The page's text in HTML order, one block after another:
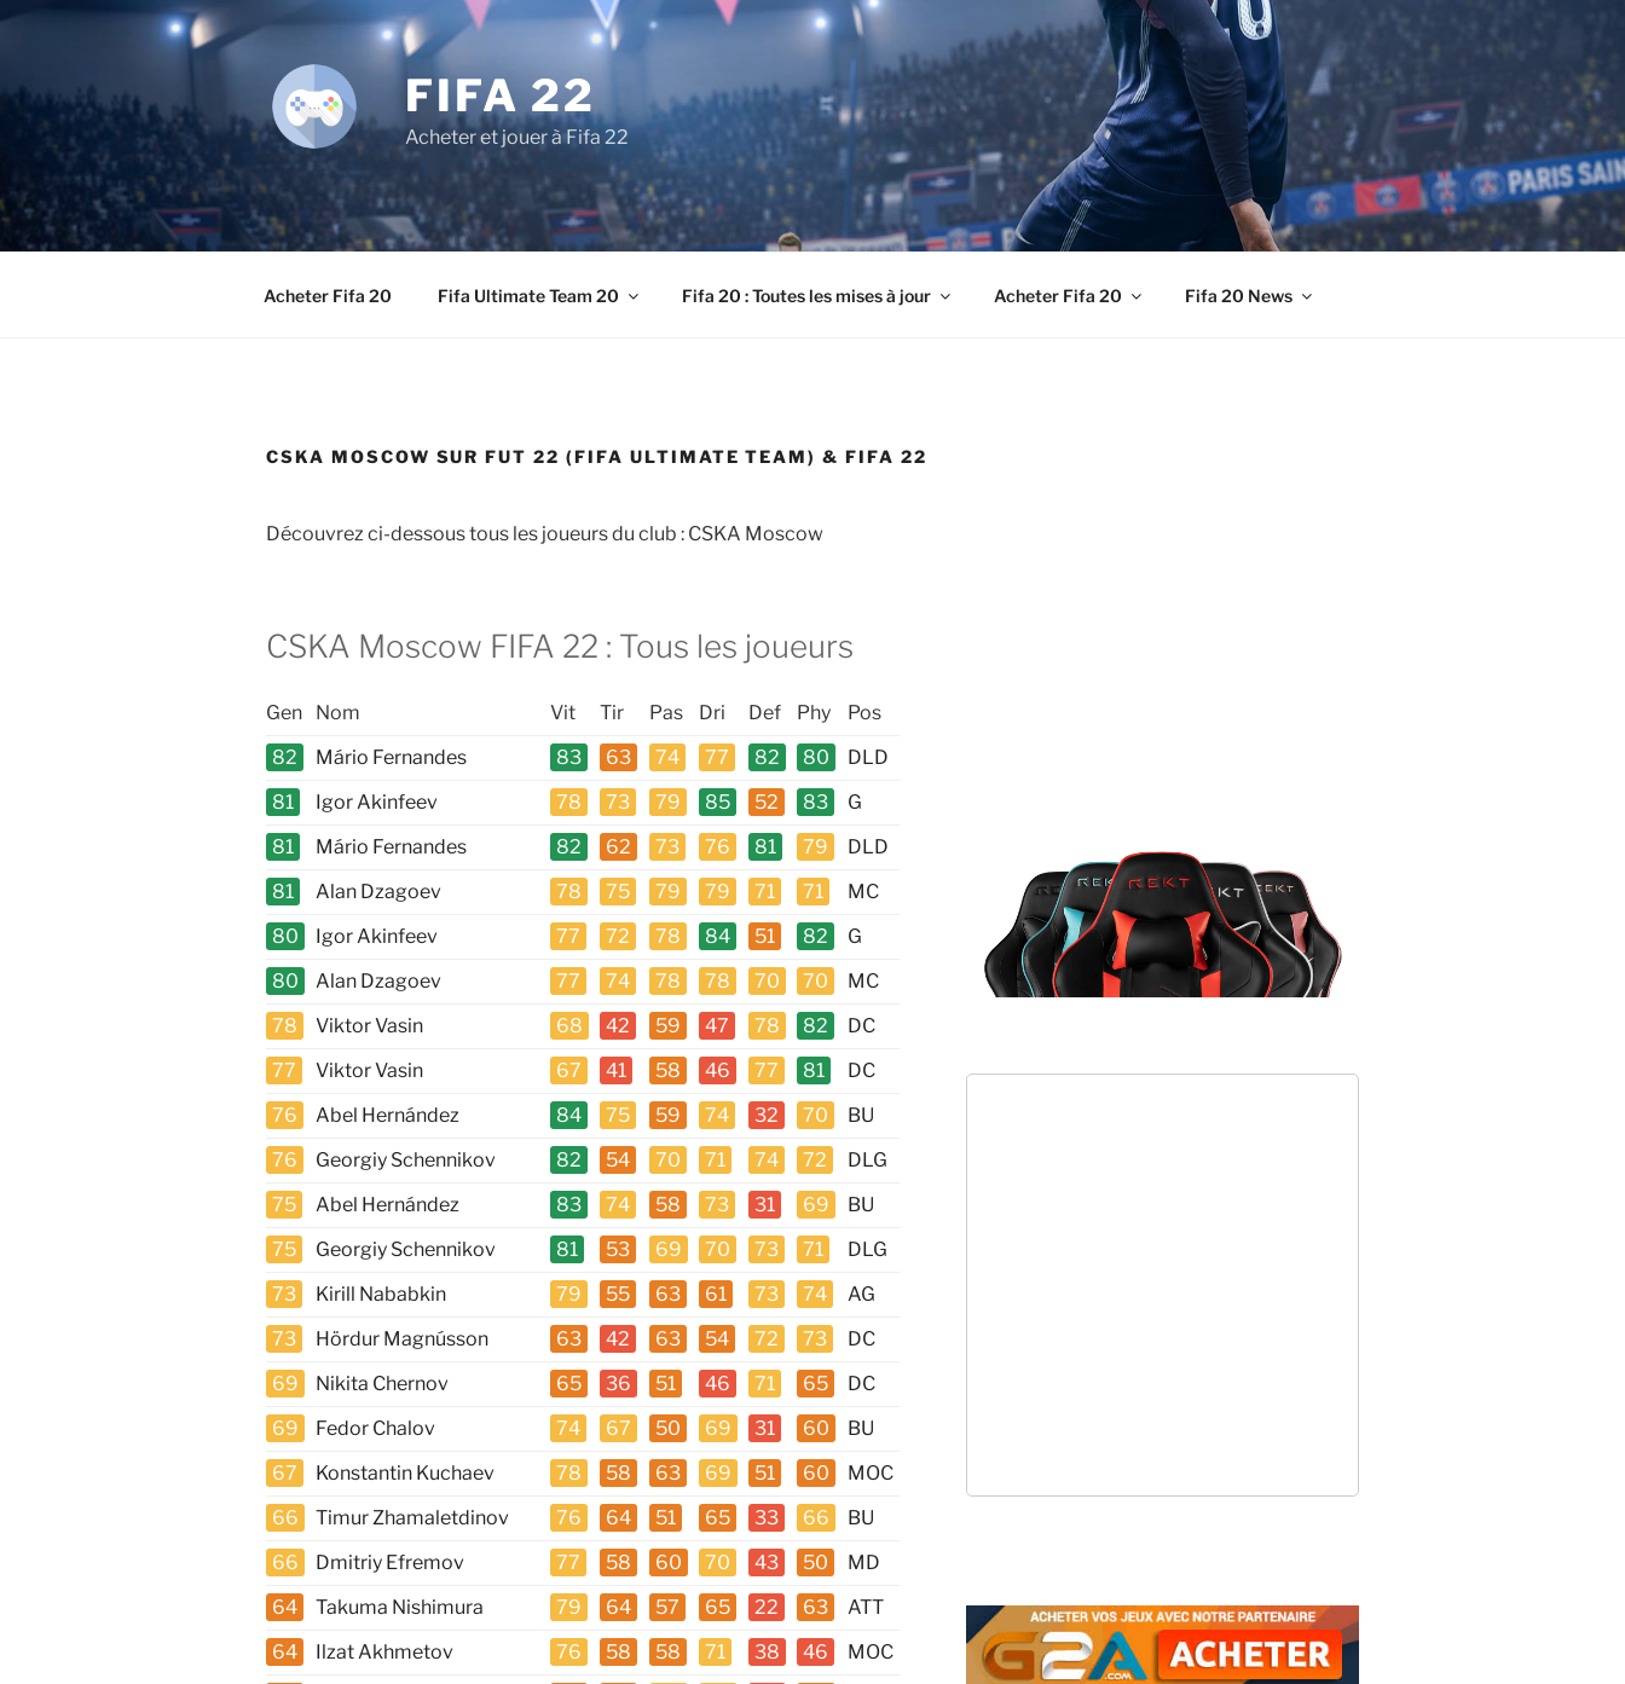
principal
FIFA 22
Acheter et jouer à Fifa 22
Acheter Fifa 20 Fifa Ultimate Team 20 Fifa 20 : Toutes les mises à jour Acheter Fifa 20 Fifa 20 News
CSKA MOSCOW SUR FUT 22 (FIFA ULTIMATE TEAM) & FIFA 22
Découvrez ci-dessous tous les joueurs du club : CSKA Moscow
CSKA Moscow FIFA 22 : Tous les joueurs
Gen Nom Vit Tir Pas Dri Def Phy
Pos
82
Mário Fernandes 83 63 74 77 82 80
DLD
81
Igor Akinfeev 78 73 79 85 52 83
G
81
Mário Fernandes 82 62 73 76 81 79
DLD
81
Alan Dzagoev 78 75 79 79 71 71
MC
80
Igor Akinfeev 77 72 78 84 51 82
G
80
Alan Dzagoev 77 74 78 78 70 70
MC
78
Viktor Vasin 68 42 59 47 78 82
DC
77
Viktor Vasin 67 41 58 46 77 81
DC
76
Abel Hernández 84 75 59 74 32 70
BU
76
Georgiy Schennikov 82 54 70 71 74 72
DLG
75
Abel Hernández 83 74 58 73 31 69
BU
75
Georgiy Schennikov 81 53 69 70 73 71
DLG
73
Kirill Nababkin 79 55 63 61 73 74
AG
73
Hördur Magnússon 63 42 63 54 72 73
DC
69
Nikita Chernov 65 36 51 46 71 65
DC
69
Fedor Chalov 74 67 50 69 31 60
BU
67
Konstantin Kuchaev 78 58 63 69 51 60
MOC
66
Timur Zhamaletdinov 76 64 51 65 33 66
BU
66
Dmitriy Efremov 77 58 60 70 43 50
MD
64
Takuma Nishimura 79 64 57 65 22 63
ATT
64
Ilzat Akhmetov 76 58 58 71 38 46
MOC